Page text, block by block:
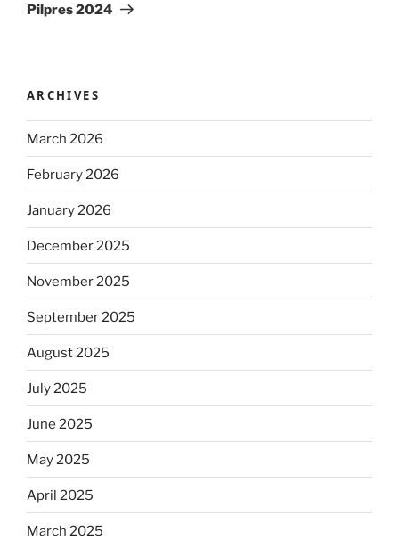
Pilpres 2024
ARCHIVES
March 2026
February 2026
January 2026
December 2025
November 2025
September 2025
August 2025
July 2025
June 2025
May 2025
April 2025
March 2025